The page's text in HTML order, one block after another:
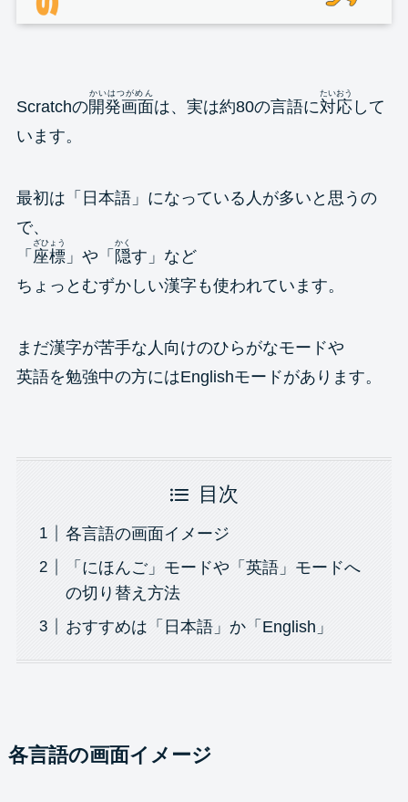
Scratchの開発画面
かいはつがめん
は、実は約80の言語に対応
たいおう
して
います。
最初は「日本語」になっている人が多いと思うの
で、
「 座標
ざひょう
」や「 隠
かく
す」など
ちょっとむずかしい漢字も使われています。
まだ漢字が苦手な人向けのひらがなモードや
英語を勉強中の方にはEnglishモードがあります。
目次
各言語の画面イメージ
「にほんご」モードや「英語」モードへ
の切り替え方法
おすすめは「日本語」か「English」
各言語の画面イメージ